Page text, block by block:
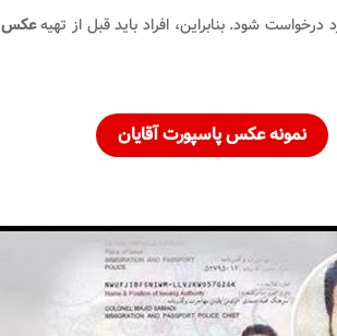
شود. بنابراین، افراد باید قبل از تهیهعکس
نمونه عکس پاسپورت آقایان